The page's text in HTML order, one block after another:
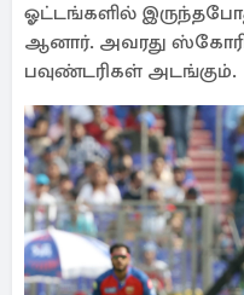
ஓட்டங்களில்
ஆனார். அவரது
பவுண்டரிகள் அடங்கும்.